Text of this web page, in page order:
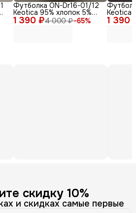
1 390 ₽4 000 ₽−65%
Футболка ON-Dr16-01/12
Keotica 95% хлопок 5%
лайкра черная 58 1 390
Keotica
лайкра,
скидку 10%
и скидках самые первые